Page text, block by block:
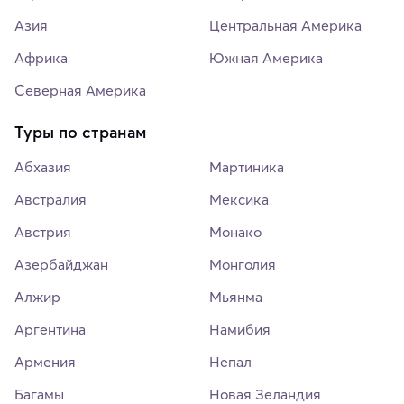
Азия
Африка
Северная Америка
Центральная Америка
Южная Америка
Туры по странам
Абхазия
Австралия
Австрия
Азербайджан
Алжир
Аргентина
Армения
Багамы
Мартиника
Мексика
Монако
Монголия
Мьянма
Намибия
Непал
Новая Зеландия